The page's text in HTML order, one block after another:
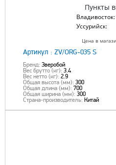
Пункты
Владивосток:
Уссурийск:
Цена в
Артикул : ZV/ORG-035 S
Бренд: Зверобой
Вес брутто (кг): 3.4
Вес нетто (кг): 2.9
Общая высота (мм): 300
Общая длина (мм): 700
Общая ширина (мм): 300
Страна-производитель: Китай